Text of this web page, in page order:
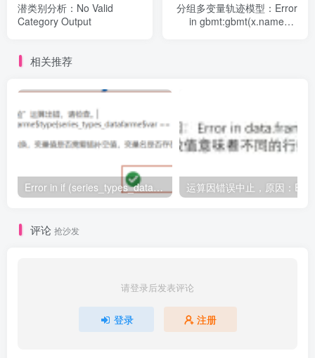
潜类别分析：No Valid
Category Output
分组多变量轨迹模型：Error
in gbmt:gbmt(x.names =
相关推荐
Error in if (series_types_datafarme$type[series_types_datafarme$var == : argument is of length zero
评论 抢沙发
请登录后发表评论
登录 注册